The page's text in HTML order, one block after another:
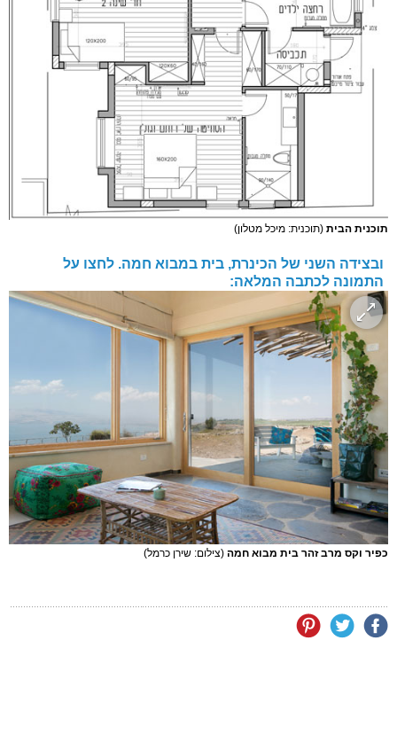
תוכנית הבית (תוכנית: מיכל מטלון)
ובצידה השני של הכינרת, בית במבוא חמה. לחצו על
התמונה לכתבה המלאה:
כפיר וקס מרב זהר בית מבוא חמה (צילום: שירן כרמל)